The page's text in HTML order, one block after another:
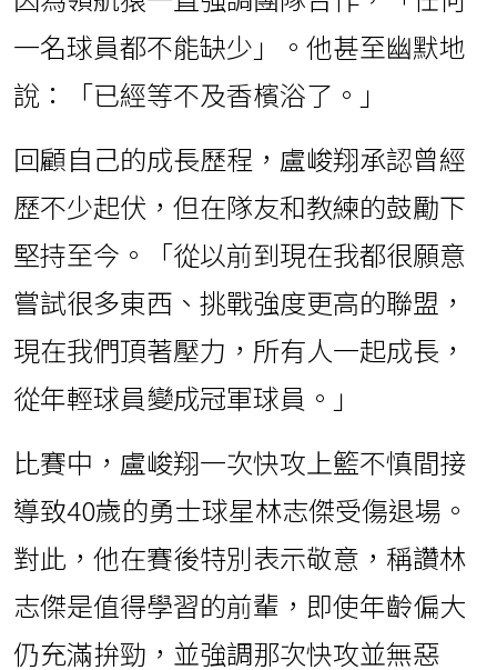
一名球員都不能缺少」。他甚至幽默地
說：「已經等不及香檳浴了。」
回顧自己的成長歷程，盧峻翔承認曾經
歷不少起伏，但在隊友和教練的鼓勵下
堅持至今。「從以前到現在我都很願意
嘗試很多東西、挑戰強度更高的聯盟，
現在我們頂著壓力，所有人一起成長，
從年輕球員變成冠軍球員。」
比賽中，盧峻翔一次快攻上籃不慎間接
導致40歲的勇士球星林志傑受傷退場。
對此，他在賽後特別表示敬意，稱讚林
志傑是值得學習的前輩，即使年齡偏大
仍充滿拚勁，並強調那次快攻並無惡